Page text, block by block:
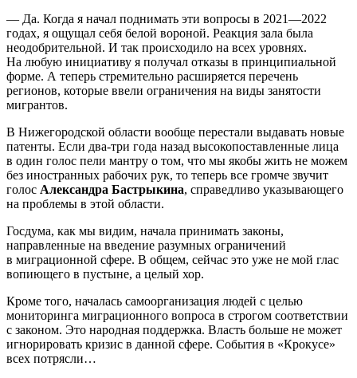
— Да. Когда я начал поднимать эти вопросы в 2021—2022
годах, я ощущал себя белой вороной. Реакция зала была
неодобрительной. И так происходило на всех уровнях.
На любую инициативу я получал отказы в принципиальной
форме. А теперь стремительно расширяется перечень
регионов, которые ввели ограничения на виды занятости
мигрантов.
В Нижегородской области вообще перестали выдавать новые
патенты. Если два-три года назад высокопоставленные лица
в один голос пели мантру о том, что мы якобы жить не можем
без иностранных рабочих рук, то теперь все громче звучит
голос Александра Бастрыкина, справедливо указывающего
на проблемы в этой области.
Госдума, как мы видим, начала принимать законы,
направленные на введение разумных ограничений
в миграционной сфере. В общем, сейчас это уже не мой глас
вопиющего в пустыне, а целый хор.
Кроме того, началась самоорганизация людей с целью
мониторинга миграционного вопроса в строгом соответствии
с законом. Это народная поддержка. Власть больше не может
игнорировать кризис в данной сфере. События в «Крокусе»
всех потрясли…